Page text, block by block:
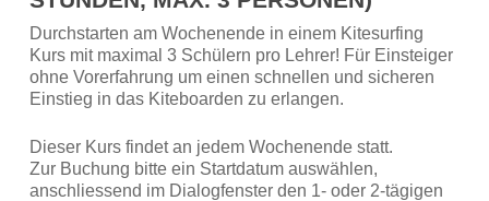
Durchstarten am Wochenende in einem Kitesurfing
Kurs mit maximal 3 Schülern pro Lehrer! Für Einsteiger
ohne Vorerfahrung um einen schnellen und sicheren
Einstieg in das Kiteboarden zu erlangen.
Dieser Kurs findet an jedem Wochenende statt.
Zur Buchung bitte ein Startdatum auswählen,
anschliessend im Dialogfenster den 1- oder 2-tägigen